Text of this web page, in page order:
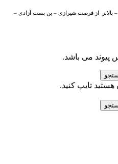
– بالاتر از فرصت شیرازی – بن بست آزادی –
پیوند می باشد.
تایپ کنید.